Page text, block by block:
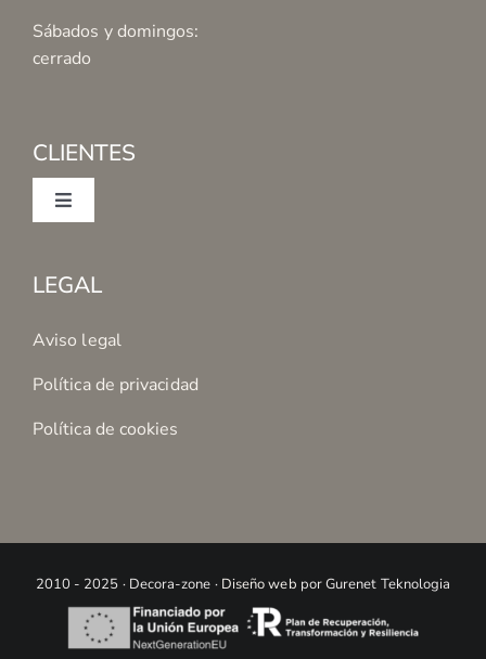
Sábados y domingos:
cerrado
CLIENTES
Toggle
Condiciones de Compra
Formas de Pago
LEGAL
Aviso legal
Política de privacidad
Política de cookies
2010 - 2025 · Decora-zone · Diseño web por Gurenet Teknologia